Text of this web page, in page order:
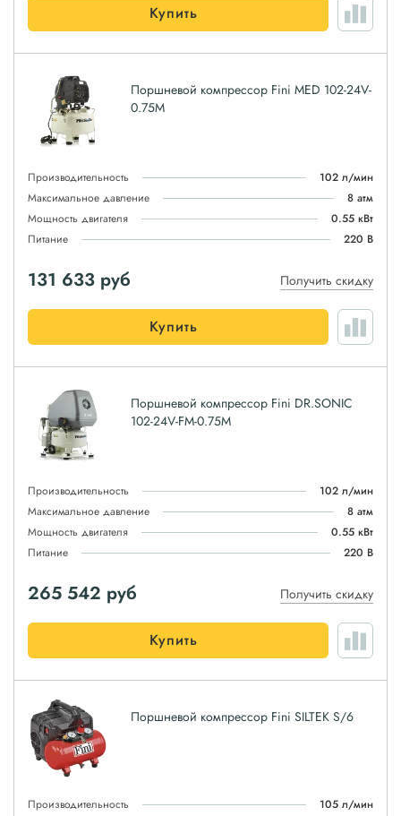
Купить
Поршневой компрессор Fini MED 102-24V-
0.75M
Производительность
102 л/мин
Максимальное давление
8 атм
Мощность двигателя
0.55 кВт
Питание
220 В
131 633 руб Получить скидку
Купить
Поршневой компрессор Fini DR.SONIC
102-24V-FM-0.75M
Производительность
102 л/мин
Максимальное давление
8 атм
Мощность двигателя
0.55 кВт
Питание
220 В
265 542 руб Получить скидку
Купить
Поршневой компрессор Fini SILTEK S/6
Производительность
105 л/мин